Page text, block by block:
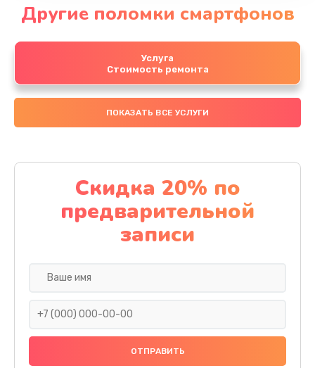
Другие поломки смартфонов
Услуга
Стоимость ремонта
ПОКАЗАТЬ ВСЕ УСЛУГИ
Скидка 20% по
предварительной
записи